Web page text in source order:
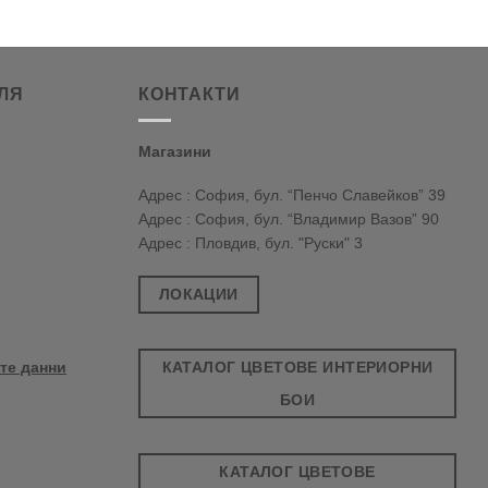
данни
КОНТАКТИ
Магазини
Адрес : София, бул. “Пенчо Славейков” 39
Адрес : София, бул. “Владимир Вазов” 90
Адрес : Пловдив, бул. "Руски" 3
ЛОКАЦИИ
КАТАЛОГ ЦВЕТОВЕ ИНТЕРИОРНИ
БОИ
КАТАЛОГ ЦВЕТОВЕ